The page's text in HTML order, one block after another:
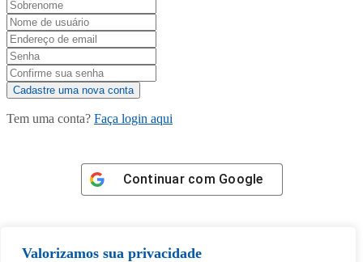
Valorizamos sua privacidade
Tem uma conta? Faça login aqui
Continuar com Google